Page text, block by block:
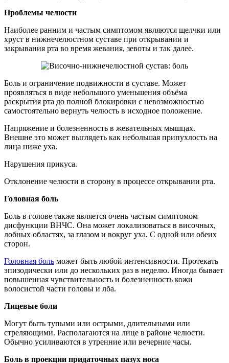
Проблемы челюсти
Наиболее ранним и частым симптомом являются щелчки или
хруст в нижнечелюстном суставе при открывании и
закрывания рта во время жевания, зевоты и так далее.
Боль и ограничение подвижности в суставе. Может
проявляться в виде небольшого уменьшения объёма
раскрытия рта до полной блокировки с невозможностью
самостоятельно вернуть челюсть в исходное положение.
Напряжение и болезненность в жевательных мышцах.
Внешне это может выглядеть как небольшая припухлость на
лица ниже уха.
Нарушения прикуса.
Отклонение челюсти в сторону в процессе открывании рта.
Головная боль
Боль в голове также является очень частым симптомом
дисфункции ВНЧС. Она может локализоваться в височных,
лобных областях, за глазом и вокруг уха. С одной или обеих
сторон.
Головная боль может быть любой интенсивности. Протекать
эпизодически или до нескольких раз в неделю. Иногда бывает
повышенная чувствительность и болезненность кожи
волосистой части головы и лба.
Лицевые боли
Могут быть тупыми или острыми, длительными или
стреляющими. Располагаются на лице в районе челюсти.
Обычно усиливаются в утренние или вечерние часы.
Боль в проекции придаточных пазух носа